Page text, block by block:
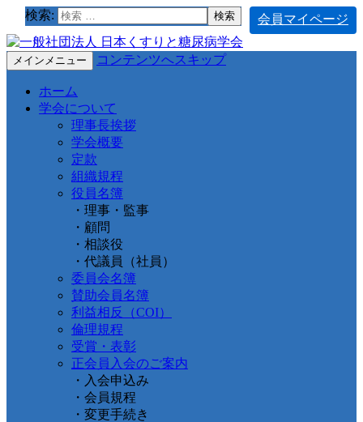
会員マイページ
検索:
メインメニュー コンテンツへスキップ
ホーム
学会について
理事長挨拶
学会概要
定款
組織規程
役員名簿
・理事・監事
・顧問
・相談役
・代議員（社員）
委員会名簿
賛助会員名簿
利益相反（COI）
倫理規程
受賞・表彰
正会員入会のご案内
・入会申込み
・会員規程
・変更手続き